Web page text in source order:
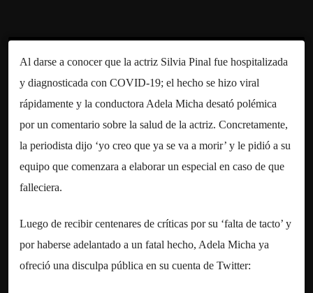
Al darse a conocer que la actriz Silvia Pinal fue hospitalizada
y diagnosticada con COVID-19; el hecho se hizo viral
rápidamente y la conductora Adela Micha desató polémica
por un comentario sobre la salud de la actriz. Concretamente,
la periodista dijo ‘yo creo que ya se va a morir’ y le pidió a su
equipo que comenzara a elaborar un especial en caso de que
falleciera.
Luego de recibir centenares de críticas por su ‘falta de tacto’ y
por haberse adelantado a un fatal hecho, Adela Micha ya
ofreció una disculpa pública en su cuenta de Twitter: